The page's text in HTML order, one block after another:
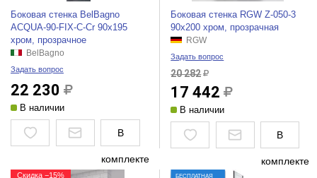
Боковая стенка BelBagno
ACQUA-90-FIX-C-Cr 90x195
хром, прозрачное
BelBagno
Задать вопрос
22 230
В наличии
В
комплекте
Боковая стенка RGW Z-050-3
90x200 хром, прозрачная
RGW
Задать вопрос
20 282
17 442
В наличии
В
комплекте
Скидка −15% БЕСПЛАТНАЯ